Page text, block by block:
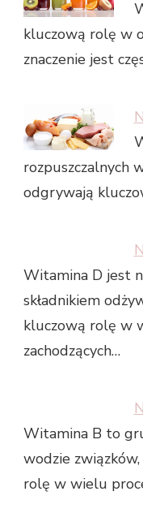
kluczową rolę w
znaczenie jest
rozpuszczalnych
odgrywają
Witamina D jest
składnikiem
kluczową rolę w
zachodzących…
Witamina B to
wodzie
rolę w wielu